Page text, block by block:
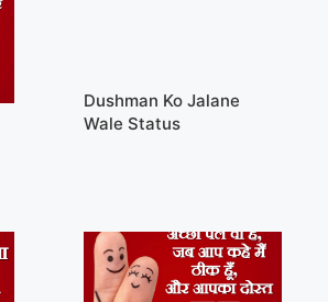
Dushman Ko Jalane
Wale Status